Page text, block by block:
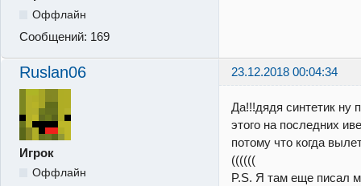
Оффлайн
Сообщений: 169
Ruslan06 23.12.2018 00:04:34
Игрок
Оффлайн
Да!!!дядя синтетик ну
этого на последних
потому что когда
((((((
P.S. Я там еще писал